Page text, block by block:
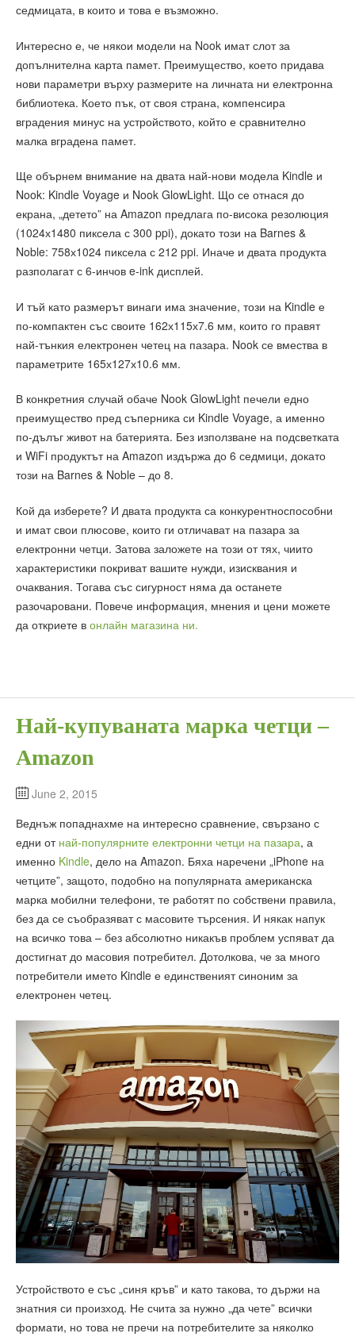
седмицата, в които и това е възможно.
Интересно е, че някои модели на Nook имат слот за
допълнителна карта памет. Преимущество, което придава
нови параметри върху размерите на личната ни електронна
библиотека. Което пък, от своя страна, компенсира
вградения минус на устройството, който е сравнително
малка вградена памет.
Ще обърнем внимание на двата най-нови модела Kindle и
Nook: Kindle Voyage и Nook GlowLight. Що се отнася до
екрана, „детето” на Amazon предлага по-висока резолюция
(1024х1480 пиксела с 300 ppi), докато този на Barnes &
Noble: 758х1024 пиксела с 212 ppi. Иначе и двата продукта
разполагат с 6-инчов e-ink дисплей.
И тъй като размерът винаги има значение, този на Kindle е
по-компактен със своите 162х115х7.6 мм, които го правят
най-тънкия електронен четец на пазара. Nook се вмества в
параметрите 165х127х10.6 мм.
В конкретния случай обаче Nook GlowLight печели едно
преимущество пред съперника си Kindle Voyage, а именно
по-дълъг живот на батерията. Без използване на подсветката
и WiFi продуктът на Amazon издържа до 6 седмици, докато
този на Barnes & Noble – до 8.
Кой да изберете? И двата продукта са конкурентноспособни
и имат свои плюсове, които ги отличават на пазара за
електронни четци. Затова заложете на този от тях, чиито
характеристики покриват вашите нужди, изисквания и
очаквания. Тогава със сигурност няма да останете
разочаровани. Повече информация, мнения и цени можете
да откриете в онлайн магазина ни.
Най-купуваната марка четци –
Amazon
June 2, 2015
Веднъж попаднахме на интересно сравнение, свързано с
едни от най-популярните електронни четци на пазара, а
именно Kindle, дело на Amazon. Бяха наречени „iPhone на
четците”, защото, подобно на популярната американска
марка мобилни телефони, те работят по собствени правила,
без да се съобразяват с масовите търсения. И някак напук
на всичко това – без абсолютно никакъв проблем успяват да
достигнат до масовия потребител. Дотолкова, че за много
потребители името Kindle е единственият синоним за
електронен четец.
Устройството е със „синя кръв” и като такова, то държи на
знатния си произход. Не счита за нужно „да чете” всички
формати, но това не пречи на потребителите за няколко